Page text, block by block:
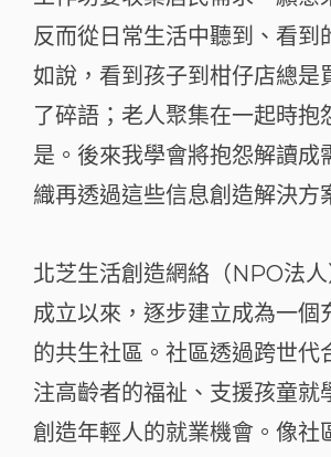
反而從日常生活中聽到、看到
如說，看到孩子到柑仔店總是
了碎語；老人聚集在一起時抱
是。後來我學會將抱怨解讀成
織再透過這些信息創造解決方
北芝生活創造網絡（NPO法
成立以來，逐步建立成為一個
的共生社區。社區透過跨世代
注高齡者的福祉、支援孩童就
創造年輕人的就業機會。像社